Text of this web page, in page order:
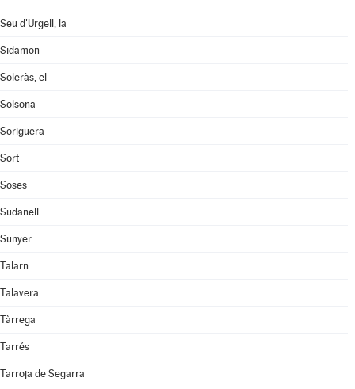
Seu d'Urgell, la
Sidamon
Soleràs, el
Solsona
Soriguera
Sort
Soses
Sudanell
Sunyer
Talarn
Talavera
Tàrrega
Tarrés
Tarroja de Segarra